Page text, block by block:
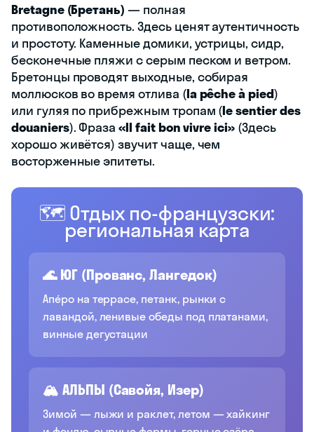
Bretagne (Бретань) — полная
противоположность. Здесь ценят аутентичность
и простоту. Каменные домики, устрицы, сидр,
бесконечные пляжи с серым песком и ветром.
Бретонцы проводят выходные, собирая
моллюсков во время отлива (la pêche à pied)
или гуляя по прибрежным тропам (le sentier des
douaniers). Фраза«Il fait bon vivre ici»(Здесь
хорошо живётся) звучит чаще, чем
восторженные эпитеты.
🗺️ Отдых по-французски:
региональная карта
🌊 ЮГ (Прованс, Лангедок)
Апéро на террасе, петанк, рынки с
лавандой, ленивые обеды под платанами,
винные дегустации
🏔️ АЛЬПЫ (Савойя, Изер)
Зимой — лыжи и раклет, летом — хайкинг